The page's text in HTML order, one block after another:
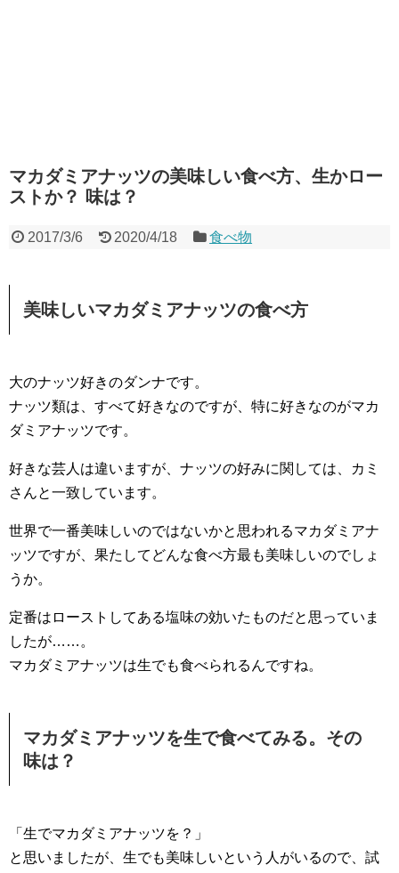
マカダミアナッツの美味しい食べ方、生かロー
ストか？ 味は？
2017/3/6 2020/4/18 食べ物
美味しいマカダミアナッツの食べ方
大のナッツ好きのダンナです。
ナッツ類は、すべて好きなのですが、特に好きなのがマカ
ダミアナッツです。
好きな芸人は違いますが、ナッツの好みに関しては、カミ
さんと一致しています。
世界で一番美味しいのではないかと思われるマカダミアナ
ッツですが、果たしてどんな食べ方最も美味しいのでしょ
うか。
定番はローストしてある塩味の効いたものだと思っていま
したが……。
マカダミアナッツは生でも食べられるんですね。
マカダミアナッツを生で食べてみる。その
味は？
「生でマカダミアナッツを？」
と思いましたが、生でも美味しいという人がいるので、試